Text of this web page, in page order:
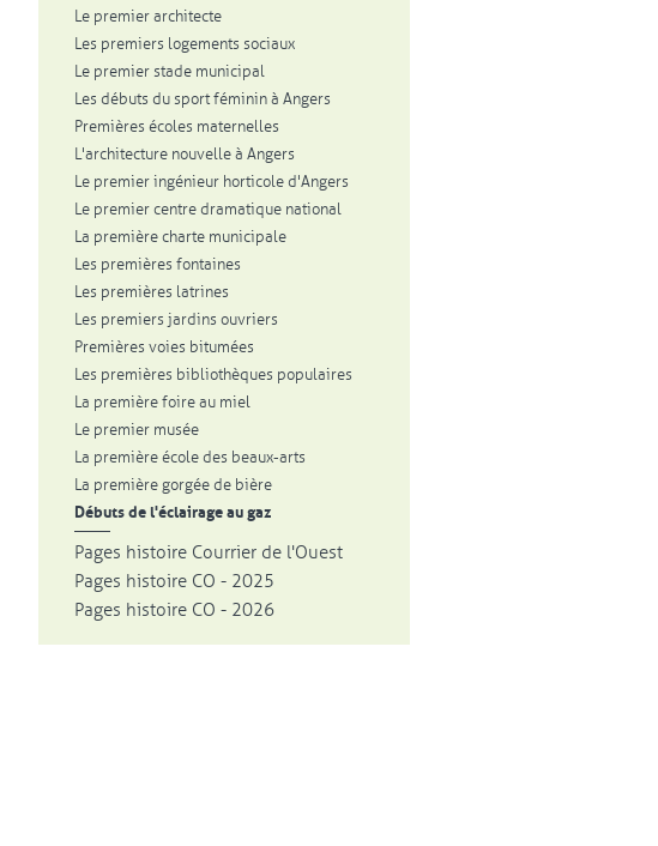
Le premier architecte
Les premiers logements sociaux
Le premier stade municipal
Les débuts du sport féminin à Angers
Premières écoles maternelles
L'architecture nouvelle à Angers
Le premier ingénieur horticole d'Angers
Le premier centre dramatique national
La première charte municipale
Les premières fontaines
Les premières latrines
Les premiers jardins ouvriers
Premières voies bitumées
Les premières bibliothèques populaires
La première foire au miel
Le premier musée
La première école des beaux-arts
La première gorgée de bière
Débuts de l'éclairage au gaz
Pages histoire Courrier de l'Ouest
Pages histoire CO - 2025
Pages histoire CO - 2026